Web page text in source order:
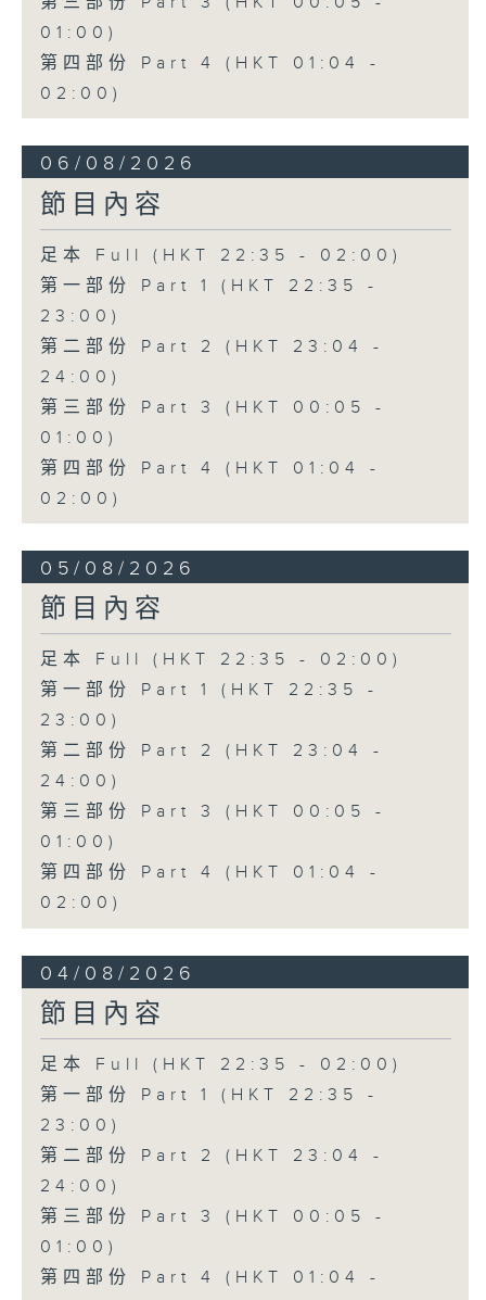
01:00)
第四部份 Part 4 (HKT 01:04 -
02:00)
06/08/2026
節目內容
足本 Full (HKT 22:35 - 02:00)
第一部份 Part 1 (HKT 22:35 -
23:00)
第二部份 Part 2 (HKT 23:04 -
24:00)
第三部份 Part 3 (HKT 00:05 -
01:00)
第四部份 Part 4 (HKT 01:04 -
02:00)
05/08/2026
節目內容
足本 Full (HKT 22:35 - 02:00)
第一部份 Part 1 (HKT 22:35 -
23:00)
第二部份 Part 2 (HKT 23:04 -
24:00)
第三部份 Part 3 (HKT 00:05 -
01:00)
第四部份 Part 4 (HKT 01:04 -
02:00)
04/08/2026
節目內容
足本 Full (HKT 22:35 - 02:00)
第一部份 Part 1 (HKT 22:35 -
23:00)
第二部份 Part 2 (HKT 23:04 -
24:00)
第三部份 Part 3 (HKT 00:05 -
01:00)
第四部份 Part 4 (HKT 01:04 -